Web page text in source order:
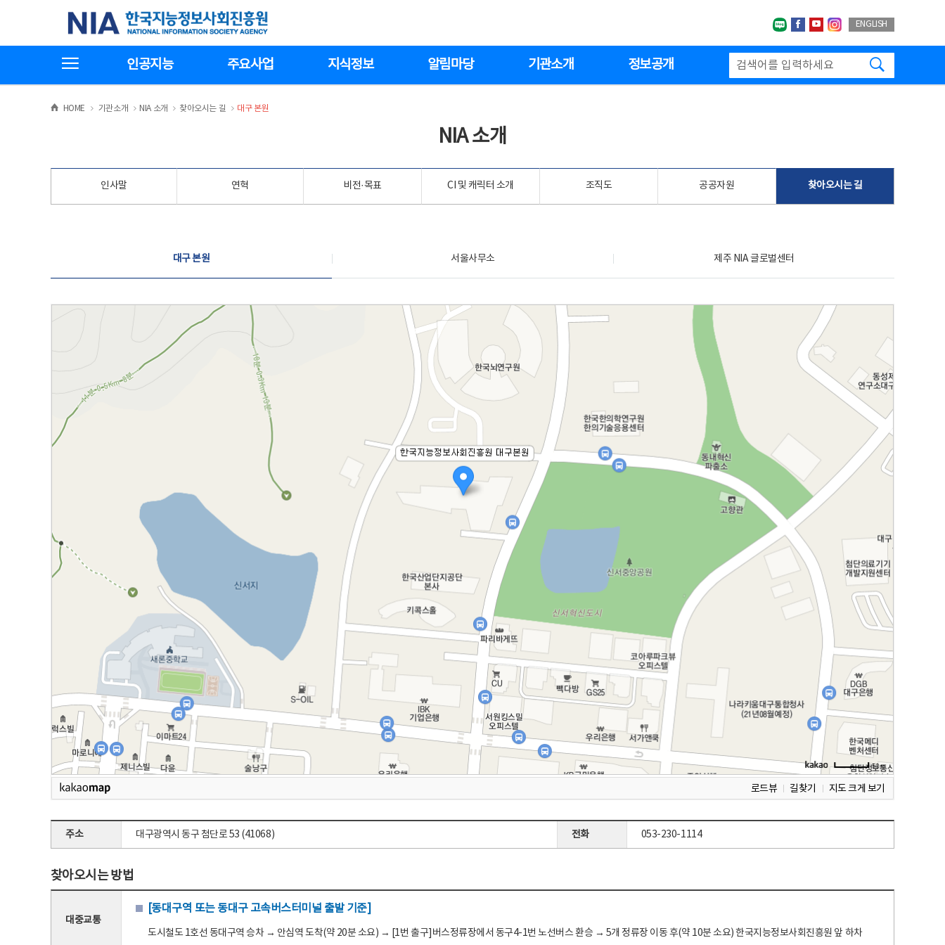
기
한국지능정보사회진흥원
네이버블로그
페이스북
유투브인스타그랩
ENGLISH
인공지능 주요사업 지식정보 알림마당 기관소개 정보공개
HOME >
기관소개 >NIA 소개 >
찾아오시는 길 >
대구 본원
NIA 소개
인사말 연혁 비전·목표 CI 및 캐릭터 소개 조직도 공공자원 찾아오시는 길
대구 본원 서울사무소 제주 NIA 글로벌센터
로드뷰 길찾기 지도 크게 보기
주소 대구광역시 동구 첨단로 53 (41068) 전화 053-230-1114
찾아오시는 방법
대중교통
[동대구역 또는 동대구 고속버스터미널 출발 기준]
도시철도 1호선 동대구역 승차 → 안심역 도착(약 20분 소요) → [1번 출구]버스정류장에서 동구4-1번 노선버스 환승 → 5개 정류장 이동 후(약 10분 소요) 한국지능정보사회진흥원 앞 하차